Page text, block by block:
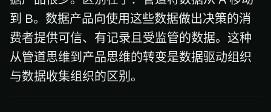
到 B。数据产品向使用这些数据做出决策的消
费者提供可信、有记录且受监管的数据。这种
从管道思维到产品思维的转变是数据驱动组织
与数据收集组织的区别。